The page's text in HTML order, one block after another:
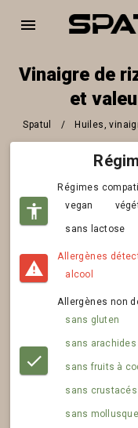
Vinaigre de
et
Spatul / Huiles,
Régimes
vegan
sans lactose
Allergènes
alcool
Allergènes non
sans gluten
sans arachides
sans fruits à
sans crustacés
sans